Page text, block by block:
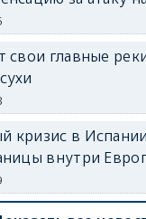
свои главные
кризис в
внутри